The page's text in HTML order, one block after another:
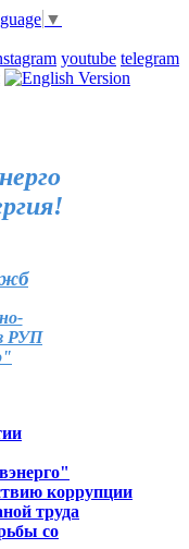
▼
youtube telegram
РУП
коррупции
труда
со